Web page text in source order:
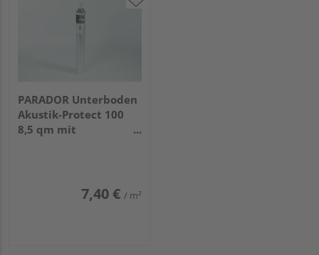
PARADOR Unterboden
Akustik-Protect 100
8,5 qm mit
7,40 € / m²